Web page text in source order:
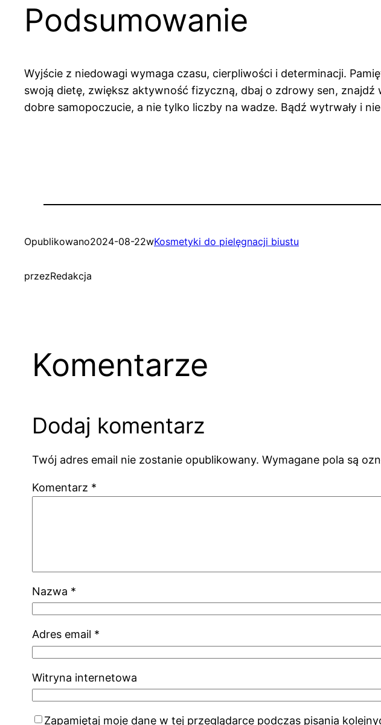
Podsumowanie
Wyjście z niedowagi wymaga czasu, cierpliwości i determinacji.
swoją dietę, zwiększ aktywność fizyczną, dbaj o zdrowy sen,
dobre samopoczucie, a nie tylko liczby na wadze. Bądź wytrwały i
Opublikowano2024-08-22wKosmetyki do pielęgnacji biustu
przezRedakcja
Komentarze
Dodaj komentarz
Twój adres email nie zostanie opublikowany. Wymagane pola są
Komentarz *
Nazwa *
Adres email *
Witryna internetowa
Zapamiętaj moje dane w tej przeglądarce podczas pisania